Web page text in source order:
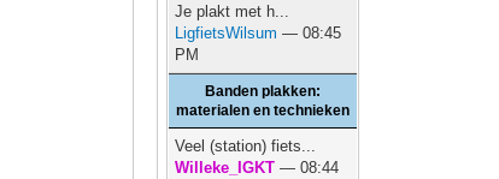
Je plakt met h...
LigfietsWilsum — 08:45
PM
Banden plakken:
materialen en technieken
Veel (station) fiets...
Willeke_IGKT — 08:44